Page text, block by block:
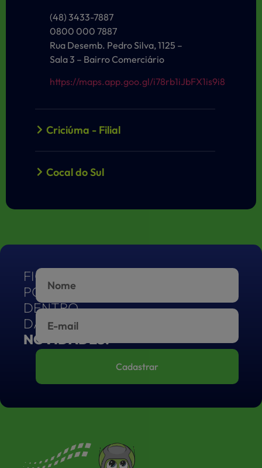
(48) 3433-7887
0800 000 7887
Rua Desemb. Pedro Silva, 1125 –
Sala 3 – Bairro Comerciário
https://maps.app.goo.gl/i78rb1iJbFX1is9i8
Criciúma - Filial
Cocal do Sul
Morro da Fumaça
Rio Maina
FIQUE
POR
DENTRO
DAS
NOVIDADES!
Cadastrar